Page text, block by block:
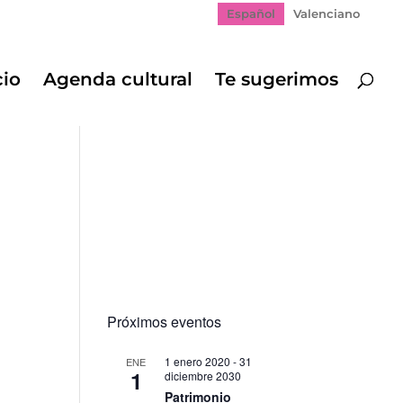
Español Valenciano
Agenda cultural Te sugerimos
Próximos eventos
ENE
1
1 enero 2020 -31
diciembre 2030
Patrimonio